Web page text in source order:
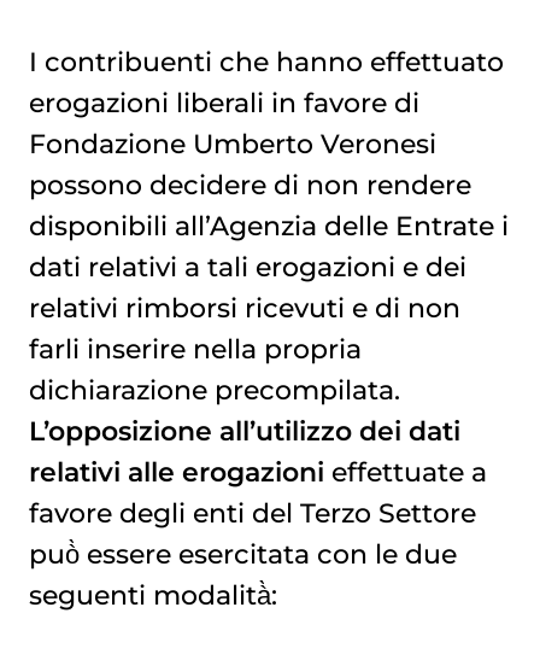
I contribuenti che hanno effettuato
erogazioni liberali in favore di
Fondazione Umberto Veronesi
possono decidere di non rendere
disponibili all’Agenzia delle Entrate i
dati relativi a tali erogazioni e dei
relativi rimborsi ricevuti e di non
farli inserire nella propria
dichiarazione precompilata.
L’opposizione all’utilizzo dei dati
relativi alle erogazioni effettuate a
favore degli enti del Terzo Settore
può̀ essere esercitata con le due
seguenti modalità̀: